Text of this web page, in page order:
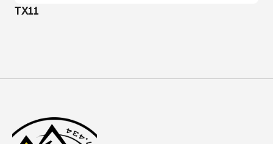
TX11